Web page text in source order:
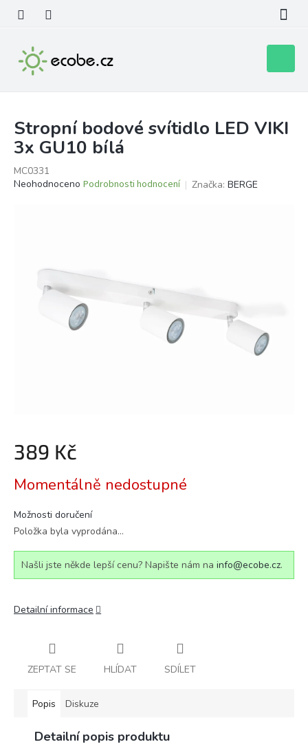
obsah
košík
Stropní bodové svítidlo LED VIKI
3x GU10 bílá
MC0331
Průměrné
hvězdiček.
Neohodnoceno Podrobnosti hodnocení Značka: BERGE
389 Kč
cena:
Momentálně nedostupné
Možnosti doručení
Položka byla vyprodána…
Našli jste někde lepší cenu? Napište nám na info@ecobe.cz.
Detailní informace
ZEPTAT SE HLÍDAT SDÍLET
Popis Diskuze
Detailní popis produktu